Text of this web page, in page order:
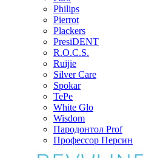
Philips
Pierrot
Plackers
PresiDENT
R.O.C.S.
Ruijie
Silver Care
Spokar
TePe
White Glo
Wisdom
Пародонтол Prof
Профессор Персин